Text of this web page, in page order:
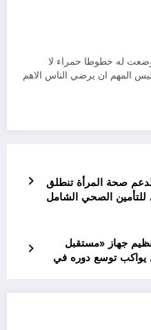
له خطوطا حمراء لا
المهم ان يرضي الناس الاهم
صحة المرأة تنطلق
للتأمين الصحي الشامل
جهاز «مستقبل
توسع دوره في